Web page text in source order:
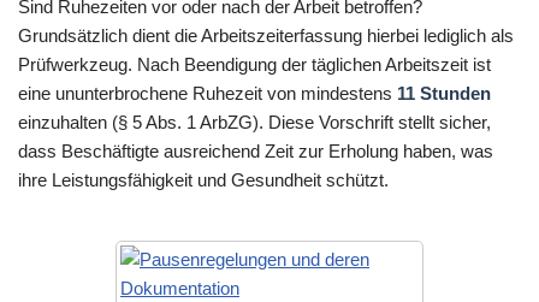
Sind Ruhezeiten vor oder nach der Arbeit betroffen?
Grundsätzlich dient die Arbeitszeiterfassung hierbei lediglich als
Prüfwerkzeug. Nach Beendigung der täglichen Arbeitszeit ist
eine ununterbrochene Ruhezeit von mindestens 11 Stunden
einzuhalten (§ 5 Abs. 1 ArbZG). Diese Vorschrift stellt sicher,
dass Beschäftigte ausreichend Zeit zur Erholung haben, was
ihre Leistungsfähigkeit und Gesundheit schützt.